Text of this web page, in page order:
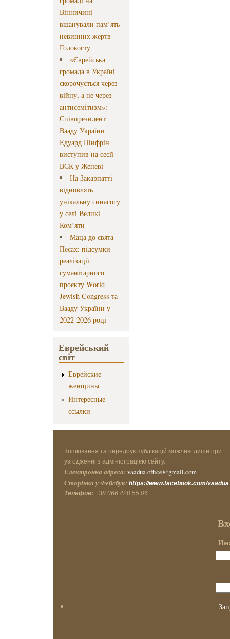
Вінничині
вшанували пам’ять
невинних жертв
Голокосту
«Єврейська
громада в Україні
скорочується через
війну, а не через
антисемітизм»:
Співпрезидент
Вааду України
Едуард Шифрін
виступив на сесії
ВЄК у Женеві
На Закарпатті
відновлять
унікальну синагогу
у селі Великі
Ком’яти
Маца до свята
Песах: підсумки
реалізації
гуманітарного
проєкту World
Jewish Congress та
Вааду України у
2022-2026 році
Еврейський
світ
Еврейские
женщины
Интересные
ссылки
Копіювання та передрук публікацій можливі лише при
узгодженні з адміністрацією сайту.
Електронна адреса: vaadua.office@gmail.com
Сторінка у Фейсбук: https://www.facebook.com/vaadua
Телефон: +38 066 420 55 06.